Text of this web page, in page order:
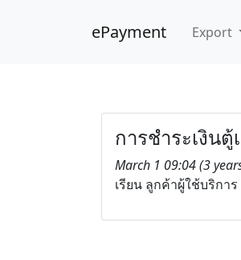
ePayment Export
การชำระเงิน
March 1 09:04 (3
เรียน ลูกค้าผู้ใช้บริกา